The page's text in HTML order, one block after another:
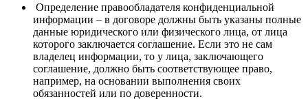
Определение правообладателя конфиденциальной
информации – в договоре должны быть указаны полные
данные юридического или физического лица, от лица
которого заключается соглашение. Если это не сам
владелец информации, то у лица, заключающего
соглашение, должно быть соответствующее право,
например, на основании выполнения своих
обязанностей или по доверенности.